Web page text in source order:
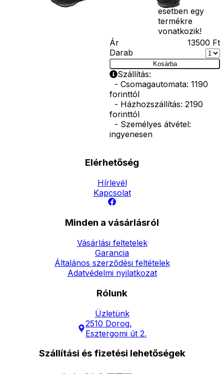
esetben egy
termékre
vonatkozik!
Ár
13500 Ft
Darab
Kosárba
Szállítás:
- Csomagautomata: 1190
forinttól
- Házhozszállítás: 2190
forinttól
- Személyes átvétel:
ingyenesen
Elérhetőség
Hírlevél
Kapcsolat
Minden a vásárlásról
Vásárlási feltetelek
Garancia
Általános szerződési feltételek
Adatvédelmi nyilatkozat
Rólunk
Üzletünk
2510 Dorog,
Esztergomi út 2.
Szállítási és fizetési lehetőségek